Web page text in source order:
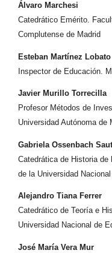
Álvaro Marchesi
Catedrático Emérito.
Complutense de Madrid
Esteban Martínez Lobato
Inspector de Educación.
Javier Murillo Torrecilla
Profesor Métodos de
Universidad Autónoma de
Gabriela Ossenbach
Catedrática de Historia
de la Universidad
Alejandro Tiana Ferrer
Catedrático de Teoría e
Universidad Nacional de
José María Vera Mur